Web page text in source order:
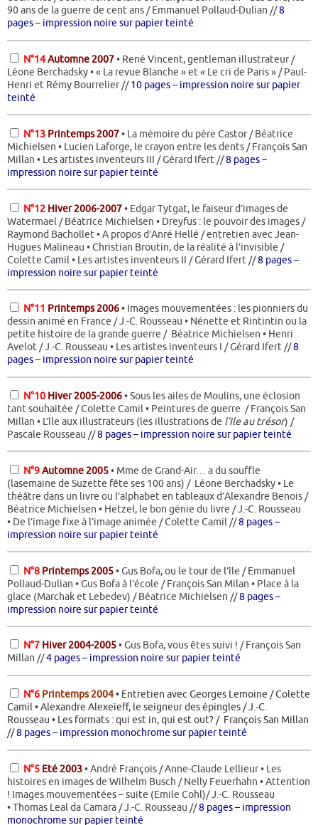
90 ans de la guerre de cent ans / Emmanuel Pollaud-Dulian //8
pages – impression noire sur papier teinté
N°14Automne 2007• René Vincent, gentleman illustrateur /
Léone Berchadsky • « La revue Blanche » et « Le cri de Paris » / Paul-
Henri et Rémy Bourrelier //10 pages – impression noire sur papier
teinté
N°13 Printemps 2007• La mémoire du père Castor / Béatrice
Michielsen • Lucien Laforge, le crayon entre les dents / François San
Millan • Les artistes inventeurs III / Gérard Ifert //8 pages –
impression noire sur papier teinté
N°12 Hiver 2006-2007• Edgar Tytgat, le faiseur d’images de
Watermael / Béatrice Michielsen • Dreyfus : le pouvoir des images /
Raymond Bachollet • A propos d’Anré Hellé / entretien avec Jean-
Hugues Malineau • Christian Broutin, de la réalité à l’invisible /
Colette Camil • Les artistes inventeurs II / Gérard Ifert //8 pages –
impression noire sur papier teinté
N°11 Printemps 2006• Images mouvementées : les pionniers du
dessin animé en France / J.-C. Rousseau • Nénette et Rintintin ou la
petite histoire de la grande guerre / Béatrice Michielsen • Henri
Avelot / J.-C. Rousseau • Les artistes inventeurs I / Gérard Ifert //8
pages – impression noire sur papier teinté
N°10 Hiver 2005-2006• Sous les ailes de Moulins, une éclosion
tant souhaitée / Colette Camil • Peintures de guerre / François San
Millan • L’île aux illustrateurs (les illustrations de l’Ile au trésor) /
Pascale Rousseau //8 pages – impression noire sur papier teinté
N°9Automne 2005• Mme de Grand-Air… a du souffle
(lasemaine de Suzette fête ses 100 ans) / Léone Berchadsky • Le
théâtre dans un livre ou l’alphabet en tableaux d’Alexandre Benois /
Béatrice Michielsen • Hetzel, le bon génie du livre / J.-C. Rousseau
• De l’image fixe à l’image animée / Colette Camil //8 pages –
impression noire sur papier teinté
N°8 Printemps 2005• Gus Bofa, ou le tour de l’île / Emmanuel
Pollaud-Dulian • Gus Bofa à l’école / François San Milan • Place à la
glace (Marchak et Lebedev) / Béatrice Michielsen //8 pages –
impression noire sur papier teinté
N°7 Hiver 2004-2005• Gus Bofa, vous êtes suivi ! / François San
Millan //4 pages – impression noire sur papier teinté
N°6 Printemps 2004• Entretien avec Georges Lemoine / Colette
Camil • Alexandre Alexeïeff, le seigneur des épingles / J.-C.
Rousseau • Les formats : qui est in, qui est out? / François San Millan
//8 pages – impression monochrome sur papier teinté
N°5 Eté 2003• André François / Anne-Claude Lellieur • Les
histoires en images de Wilhelm Busch / Nelly Feuerhahn • Attention
! Images mouvementées – suite (Emile Cohl)/ J.-C. Rousseau
• Thomas Leal da Camara / J.-C. Rousseau //8 pages – impression
monochrome sur papier teinté